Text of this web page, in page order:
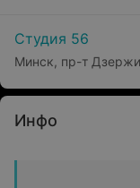
Студия 56
Минск, пр-т
Инфо